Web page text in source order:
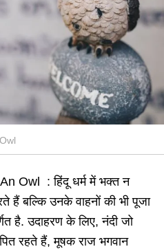
Owl : हिंदू धर्म में भक्त न
हैं बल्कि उनके वाहनों की भी पूजा
है. उदाहरण के लिए, नंदी जो
रहते हैं, मूषक राज भगवान